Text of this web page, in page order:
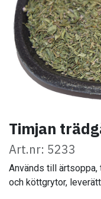
Timjan
Art.nr: 5233
Används till
och köttgrytor,